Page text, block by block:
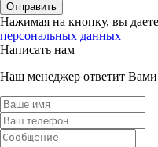
Отправить
Нажимая на кнопку, вы
персональных данных
Написать нам
Наш менеджер ответит